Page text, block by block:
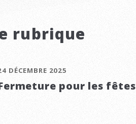
rubrique
DÉCEMBRE 2025
pour les fêtes